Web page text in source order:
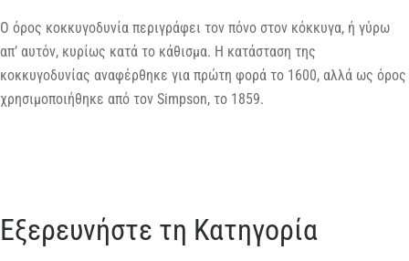
Ο όρος κοκκυγοδυνία περιγράφει τον πόνο στον κόκκυγα, ή γύρω
απ’ αυτόν, κυρίως κατά το κάθισμα. Η κατάσταση της
κοκκυγοδυνίας αναφέρθηκε για πρώτη φορά το 1600, αλλά ως όρος
χρησιμοποιήθηκε από τον Simpson, το 1859.
Εξερευνήστε τη Κατηγορία